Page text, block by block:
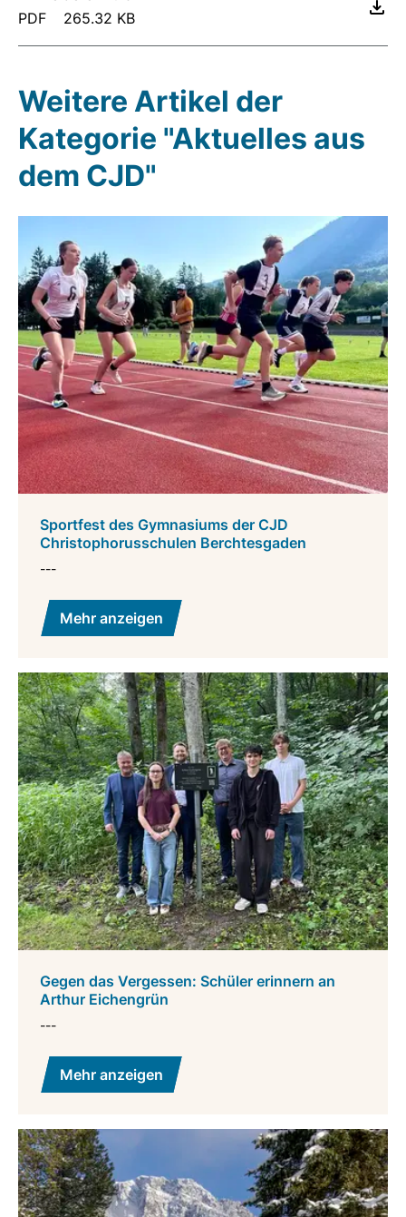
PDF
265.32 KB
Weitere Artikel der
Kategorie "Aktuelles aus
dem CJD"
Sportfest des Gymnasiums der CJD
Christophorusschulen Berchtesgaden
---
Mehr anzeigen
Gegen das Vergessen: Schüler erinnern an
Arthur Eichengrün
---
Mehr anzeigen